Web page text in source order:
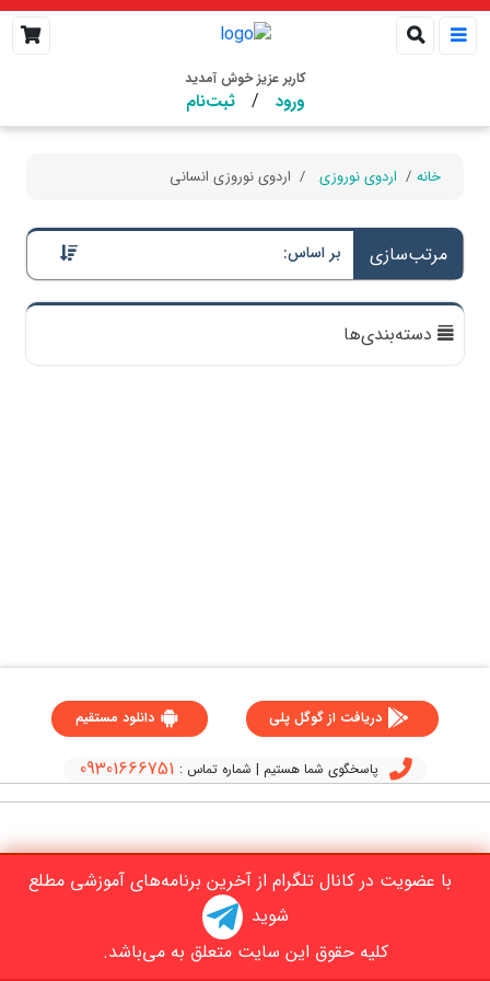
کاربر عزیز خوش آمدید
ورود / ثبت‌نام
خانه اردوی نوروزی اردوی نوروزی انسانی
مرتب‌سازی بر اساس:
دسته‌بندی‌ها
دریافت از گوگل پلی دانلود مستقیم
پاسخگوی شما هستیم | شماره تماس : 09301666751
کلیه حقوق این سایت متعلق به می‌باشد.
با عضویت در کانال تلگرام از آخرین برنامه‌های آموزشی مطلع
شوید